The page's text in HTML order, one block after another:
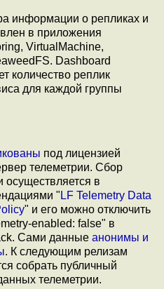
информации о репликах и
в приложения
VirtualMachine,
Dashboard
количество реплик
для каждой группы
под лицензией
телеметрии. Сбор
осуществляется в
" LF Telemetry Data
" и его можно отключить
enabled: false" в
Сами данные анонимы и
. К следующим релизам
собрать публичный
телеметрии.